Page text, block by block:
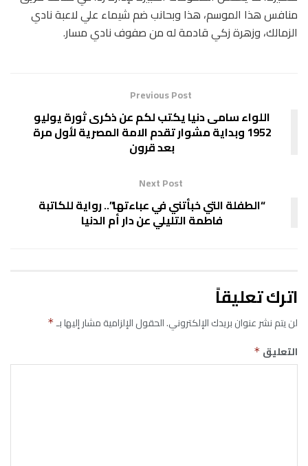
منافس هذا الموسم، هذا وبحانب ضم شيماء علي لاعبة نادي
الزمالك، وزهرة زكي قادمة له من صفوف نادي مسار.
Previous Post
اللواء سامى دنيا يكتب لكم عن ذكرى ثورة يوليو
1952 وبداية مشوار تقدم الامة المصرية لأول مرة
بعد قرون
Next Post
“الطفلة التي خبأتني في عباءتها”.. رواية للكاتبة
فاطمة التليلي عن دار أم الدنيا
اترك تعليقاً
لن يتم نشر عنوان بريدك الإلكتروني.الحقول الإلزامية مشار إليها بـ*
التعليق *